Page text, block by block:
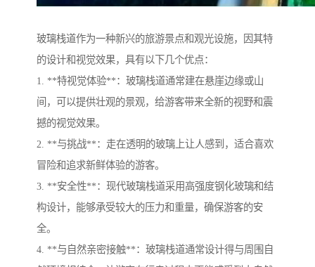
玻璃栈道作为一种新兴的旅游景点和观光设施，因其特
的设计和视觉效果，具有以下几个优点：
1. **特视觉体验**：玻璃栈道通常建在悬崖边缘或山
间，可以提供壮观的景观，给游客带来全新的视野和震
撼的视觉效果。
2. **与挑战**：走在透明的玻璃上让人感到，适合喜欢
冒险和追求新鲜体验的游客。
3. **安全性**：现代玻璃栈道采用高强度钢化玻璃和结
构设计，能够承受较大的压力和重量，确保游客的安
全。
4. **与自然亲密接触**：玻璃栈道通常设计得与周围自